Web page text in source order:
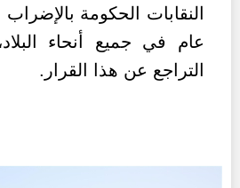
النقابات الحكومة
عام في جميع أنحاء
التراجع عن هذا القرار.